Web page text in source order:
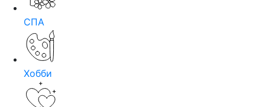
СПА
Хобби